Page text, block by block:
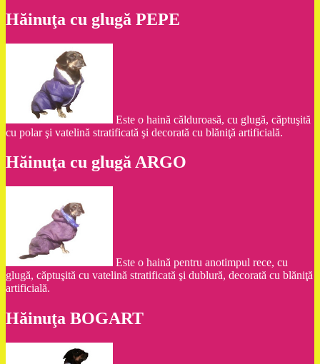
Hăinuţa cu glugă PEPE
Este o haină călduroasă, cu glugă, căptuşită
cu polar şi vatelină stratificată şi decorată cu blăniţă artificială.
Hăinuţa cu glugă ARGO
Este o haină pentru anotimpul rece, cu
glugă, căptuşită cu vatelină stratificată şi dublură, decorată cu blăniţă
artificială.
Hăinuţa BOGART